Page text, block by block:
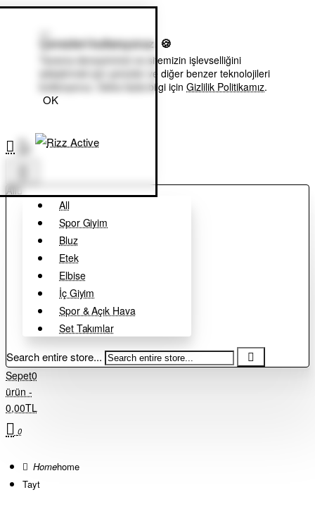
Çerezleri kullanıyoruz. 🍪
Tarama deneyiminizi ve sitemizin işlevselliğini
iyileştirmek için çerezler ve diğer benzer teknolojileri
kullanıyoruz. Daha fazla bilgi için Gizlilik Politikamız.
OK
All
All
Spor Giyim
Bluz
Etek
Elbise
İç Giyim
Spor & Açık Hava
Set Takımlar
Search entire store...
Sepet0
ürün -
0,00TL
0
home
Tayt